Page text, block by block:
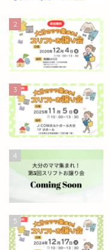
2
3
4
5